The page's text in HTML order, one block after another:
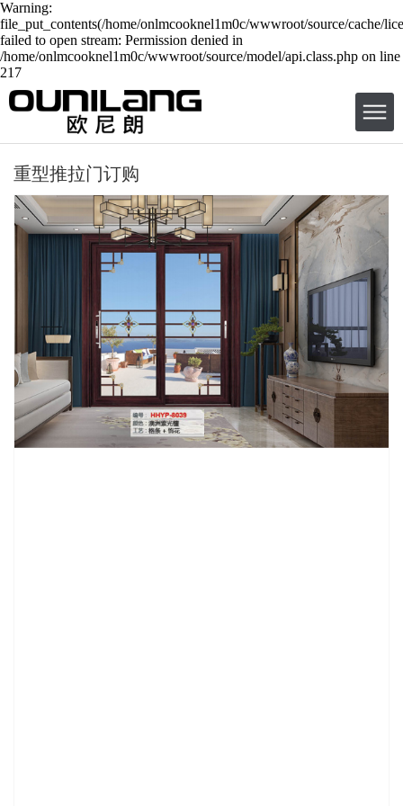
Warning:
file_put_contents(/home/onlmcooknel1m0c/wwwroot/source/cache/
failed to open stream: Permission denied in
/home/onlmcooknel1m0c/wwwroot/source/model/api.class.php on line
217
重型推拉门订购